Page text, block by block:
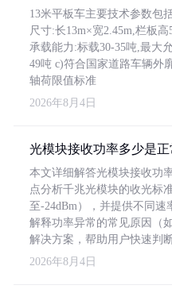
13米平板车主要技术参数包
尺寸:长13m×宽2.45m,栏板高
承载能力:标载30-35吨,最大
49吨 c)符合国家道路车辆外
轴荷限值标准
2026年8月4日
光模块接收功率多少是正
本文详细解答光模块接收功
点分析千兆光模块的收光标
至-24dBm），并提供不同
解释功率异常的常见原因（
解决方案，帮助用户快速判
2026年8月4日